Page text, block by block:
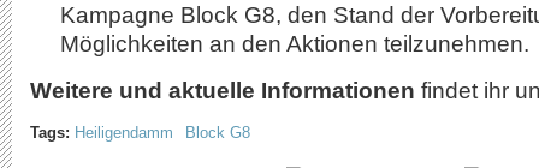
Kampagne Block G8, den Stand der
Möglichkeiten an den Aktionen teilzunehmen.
Weitere und aktuelle Informationen findet ihr
Tags: Heiligendamm Block G8